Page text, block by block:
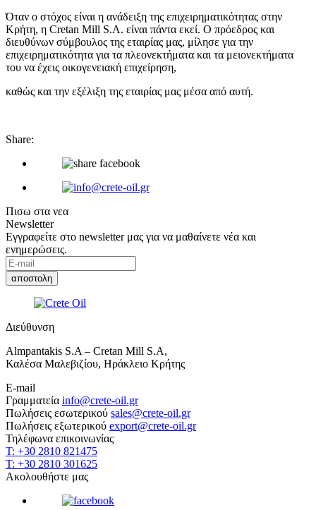
Όταν ο στόχος είναι η ανάδειξη της επιχειρηματικότητας στην
Κρήτη, η Cretan Mill S.A. είναι πάντα εκεί. Ο πρόεδρος και
διευθύνων σύμβουλος της εταιρίας μας, μίλησε για την
επιχειρηματικότητα για τα πλεονεκτήματα και τα μειονεκτήματα
του να έχεις οικογενειακή επιχείρηση,
καθώς και την εξέλιξη της εταιρίας μας μέσα από αυτή.
Share:
Πισω στα νεα
Newsletter
Εγγραφείτε στο newsletter μας για να μαθαίνετε νέα και
ενημερώσεις.
Διεύθυνση
Almpantakis S.A – Cretan Mill S.A,
Καλέσα Μαλεβιζίου, Ηράκλειο Κρήτης
E-mail
Γραμματεία info@crete-oil.gr
Πωλήσεις εσωτερικού sales@crete-oil.gr
Πωλήσεις εξωτερικού export@crete-oil.gr
Τηλέφωνα επικοινωνίας
T: +30 2810 821475
T: +30 2810 301625
Ακολουθήστε μας